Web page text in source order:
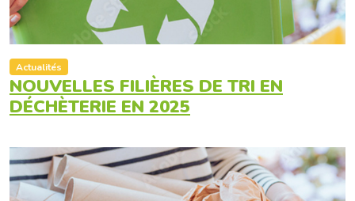
Actualités
NOUVELLES FILIÈRES DE TRI EN
DÉCHÈTERIE EN 2025